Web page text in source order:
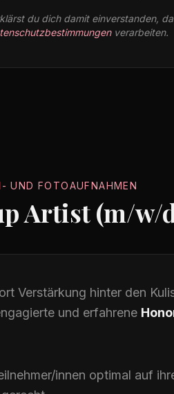
du dich damit einverstanden,
verarbeiten.
UND FOTOAUFNAHMEN
Artist (m/w/
Verstärkung hinter den
und erfahrene
innen optimal auf